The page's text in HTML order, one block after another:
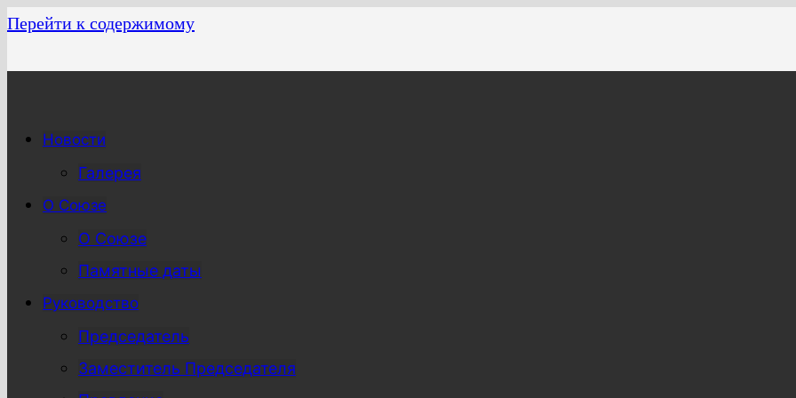
Перейти к содержимому
Новости
Галерея
О Союзе
О Союзе
Памятные даты
Руководство
Председатель
Заместитель Председателя